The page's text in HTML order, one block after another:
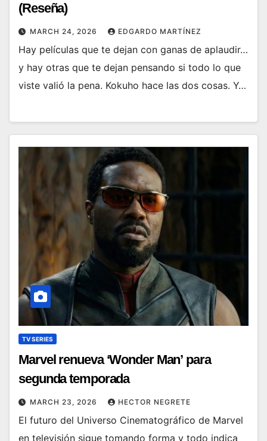
(Reseña)
MARCH 24, 2026 EDGARDO MARTÍNEZ
Hay películas que te dejan con ganas de aplaudir…
y hay otras que te dejan pensando si todo lo que
viste valió la pena. Kokuho hace las dos cosas. Y…
TV SERIES
Marvel renueva ‘Wonder Man’ para
segunda temporada
MARCH 23, 2026 HECTOR NEGRETE
El futuro del Universo Cinematográfico de Marvel
en televisión sigue tomando forma y todo indica